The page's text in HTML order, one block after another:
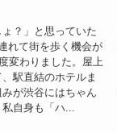
ょ？」と思っていた
れて街を歩く機会が
変わりました。屋上
駅直結のホテルま
が渋谷にはちゃん
自身も「ハ...